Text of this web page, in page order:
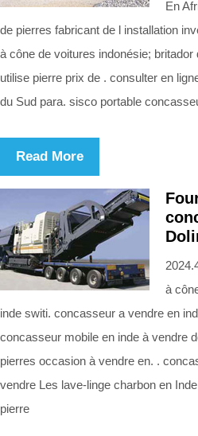
En
de pierres fabricant de l installation
à cône de voitures indonésie;
utilise pierre prix de . consulter en
du Sud para. sisco portable
Read More
à
inde switi. concasseur a vendre en
concasseur mobile en inde à vendre
pierres occasion à vendre en. .
vendre Les lave-linge charbon en
pierre